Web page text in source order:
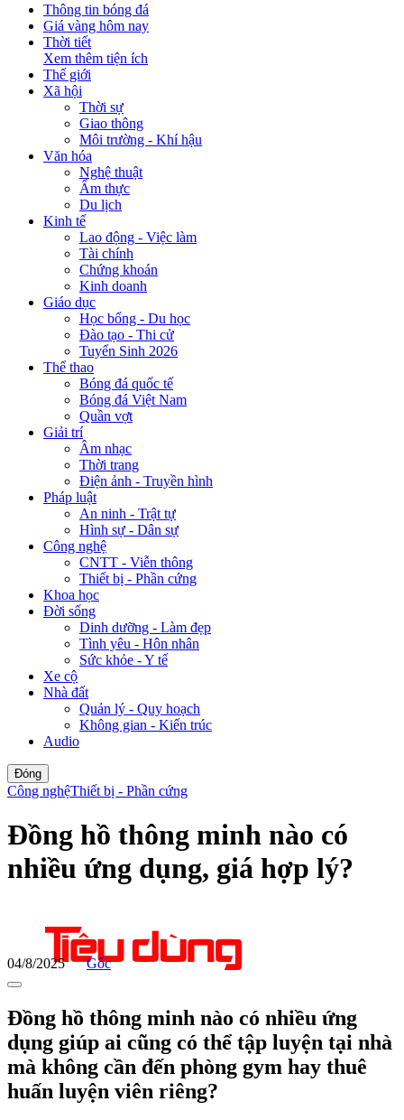
Thông tin bóng đá
Giá vàng hôm nay
Thời tiết
Xem thêm tiện ích
Thế giới
Xã hội
Thời sự
Giao thông
Môi trường - Khí hậu
Văn hóa
Nghệ thuật
Ẩm thực
Du lịch
Kinh tế
Lao động - Việc làm
Tài chính
Chứng khoán
Kinh doanh
Giáo dục
Học bổng - Du học
Đào tạo - Thi cử
Tuyển Sinh 2026
Thể thao
Bóng đá quốc tế
Bóng đá Việt Nam
Quần vợt
Giải trí
Âm nhạc
Thời trang
Điện ảnh - Truyền hình
Pháp luật
An ninh - Trật tự
Hình sự - Dân sự
Công nghệ
CNTT - Viễn thông
Thiết bị - Phần cứng
Khoa học
Đời sống
Dinh dưỡng - Làm đẹp
Tình yêu - Hôn nhân
Sức khỏe - Y tế
Xe cộ
Nhà đất
Quản lý - Quy hoạch
Không gian - Kiến trúc
Audio
Đóng
Công nghệThiết bị - Phần cứng
Đồng hồ thông minh nào có
nhiều ứng dụng, giá hợp lý?
04/8/2025 Gốc
Đồng hồ thông minh nào có nhiều ứng
dụng giúp ai cũng có thể tập luyện tại nhà
mà không cần đến phòng gym hay thuê
huấn luyện viên riêng?